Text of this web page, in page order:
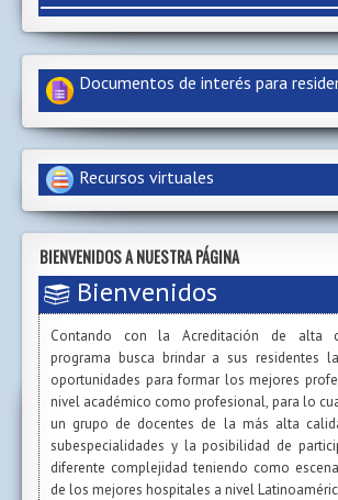
Documentos de interés para
Recursos virtuales
BIENVENIDOS A NUESTRA PÁGINA
Bienvenidos
Contando con la Acreditación de alta
programa busca brindar a sus residentes
oportunidades para formar los mejores
nivel académico como profesional, para lo
un grupo de docentes de la más alta
subespecialidades y la posibilidad de
diferente complejidad teniendo como
de los mejores hospitales a nivel